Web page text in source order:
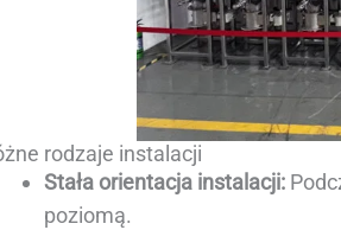
rodzaje instalacji
Stała orientacja instalacji:
poziomą.